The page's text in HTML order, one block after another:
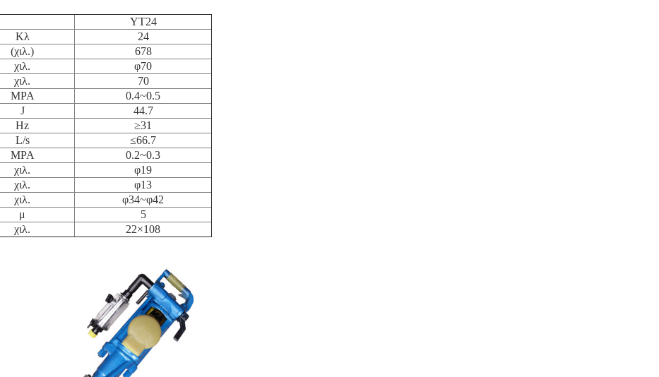
YT24
Κλ
24
(χιλ.)
678
χιλ.
φ70
χιλ.
70
MPA
0.4~0.5
J
44.7
Hz
≥31
L/s
≤66.7
MPA
0.2~0.3
χιλ.
φ19
χιλ.
φ13
χιλ.
φ34~φ42
μ
5
χιλ.
22×108